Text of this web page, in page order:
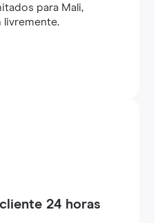
para Mali,
livremente.
24 horas